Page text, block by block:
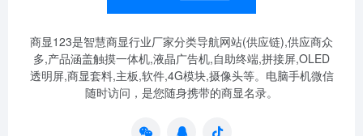
商显123是智慧商显行业厂家分类导航网站(供应链),供应商众
多,产品涵盖触摸一体机,液晶广告机,自助终端,拼接屏,OLED
透明屏,商显套料,主板,软件,4G模块,摄像头等。电脑手机微信
随时访问，是您随身携带的商显名录。